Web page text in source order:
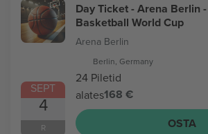
SEPT
4
R
Day Ticket - Arena Berlin -
Basketball World Cup
Arena Berlin
Berlin, Germany
24 Piletid
alates168 €
OSTA